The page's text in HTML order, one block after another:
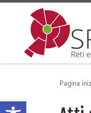
Apri la
Passa al contenuto
Pagina